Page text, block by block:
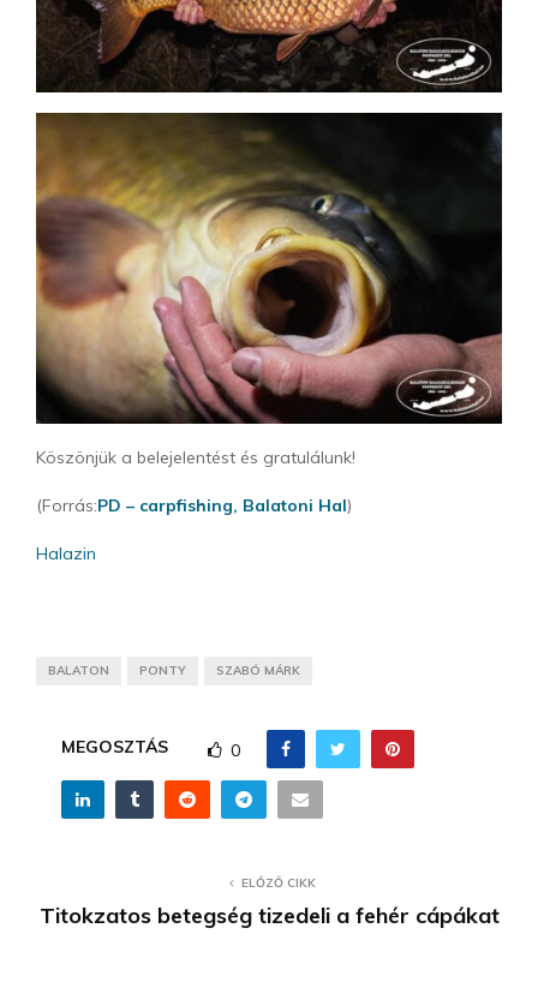
Köszönjük a belejelentést és gratulálunk!
(Forrás:PD – carpfishing, Balatoni Hal)
Halazin
BALATON PONTY SZABÓ MÁRK
MEGOSZTÁS 0
ELŐZŐ CIKK
Titokzatos betegség tizedeli a fehér cápákat